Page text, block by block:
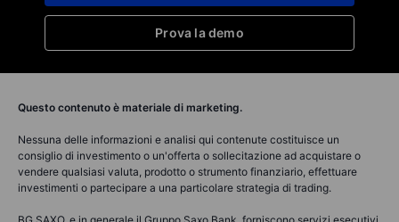
Prova la demo
Questo contenuto è materiale di marketing.
Nessuna delle informazioni e analisi qui contenute costituisce un
consiglio di investimento o un'offerta o sollecitazione ad acquistare o
vendere qualsiasi valuta, prodotto o strumento finanziario, effettuare
investimenti o partecipare a una particolare strategia di trading.